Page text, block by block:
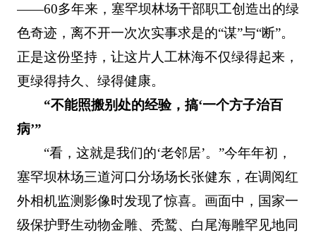
——60多年来，塞罕坝林场干部职工创造出的绿
色奇迹，离不开一次次实事求是的“谋”与“断”。
正是这份坚持，让这片人工林海不仅绿得起来，
更绿得持久、绿得健康。
“不能照搬别处的经验，搞‘一个方子治百
病’”
“看，这就是我们的‘老邻居’。”今年年初，
塞罕坝林场三道河口分场场长张健东，在调阅红
外相机监测影像时发现了惊喜。画面中，国家一
级保护野生动物金雕、秃鹫、白尾海雕罕见地同